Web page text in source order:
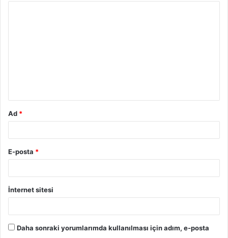
Ad *
E-posta *
İnternet sitesi
Daha sonraki yorumlarımda kullanılması için adım, e-posta